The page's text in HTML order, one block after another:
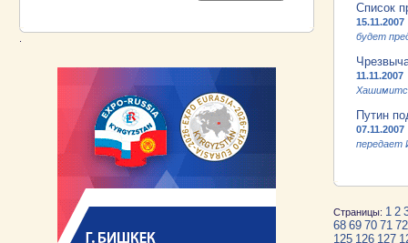
Список
15.11.2007
будет
11.11.2007
Путин
07.11.2007
передает
Страницы: 1 2
68 69 70 71 72
125 126 127